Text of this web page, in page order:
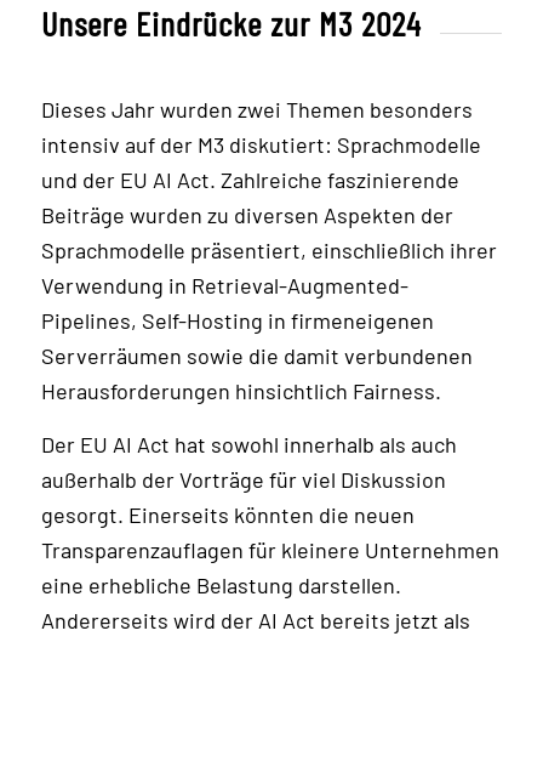
Unsere Eindrücke zur M3 2024
Dieses Jahr wurden zwei Themen besonders
intensiv auf der M3 diskutiert: Sprachmodelle
und der EU AI Act. Zahlreiche faszinierende
Beiträge wurden zu diversen Aspekten der
Sprachmodelle präsentiert, einschließlich ihrer
Verwendung in Retrieval-Augmented-
Pipelines, Self-Hosting in firmeneigenen
Serverräumen sowie die damit verbundenen
Herausforderungen hinsichtlich Fairness.
Der EU AI Act hat sowohl innerhalb als auch
außerhalb der Vorträge für viel Diskussion
gesorgt. Einerseits könnten die neuen
Transparenzauflagen für kleinere Unternehmen
eine erhebliche Belastung darstellen.
Andererseits wird der AI Act bereits jetzt als